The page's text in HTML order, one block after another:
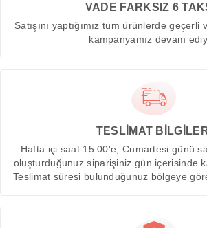
VADE FARKSIZ 6
Satışını yaptığımız tüm ürünlerde
kampanyamız devam
TESLİMAT
Hafta içi saat 15:00'e, Cumartesi günü
oluşturduğunuz siparişiniz gün içerisinde
Teslimat süresi bulunduğunuz bölgeye